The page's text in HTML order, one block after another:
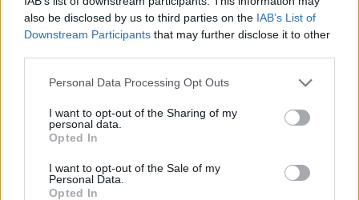
also be disclosed by us to third parties on the IAB’s List of
Downstream Participants that may further disclose it to other
Personal Data Processing Opt Outs
I want to opt-out of the Sharing of my
personal data.
Opted In
I want to opt-out of the Sale of my
Personal Data.
Opted In
Διάβασε επίσης